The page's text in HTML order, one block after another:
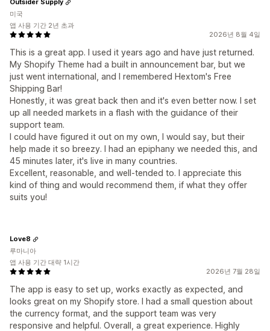
2026년 8월 4일
This is a great app. I used it years ago and have just returned.
My Shopify Theme had a built in announcement bar, but we
just went international, and I remembered Hextom's Free
Shipping Bar!
Honestly, it was great back then and it's even better now. I set
up all needed markets in a flash with the guidance of their
support team.
I could have figured it out on my own, I would say, but their
help made it so breezy. I had an epiphany we needed this, and
45 minutes later, it's live in many countries.
Excellent, reasonable, and well-tended to. I appreciate this
kind of thing and would recommend them, if what they offer
suits you!
Outsider Supply
미국
앱 사용 기간 2년 초과
2026년 7월 28일
The app is easy to set up, works exactly as expected, and
looks great on my Shopify store. I had a small question about
the currency format, and the support team was very
responsive and helpful. Overall, a great experience. Highly
Love8
루마니아
앱 사용 기간 대략 1시간